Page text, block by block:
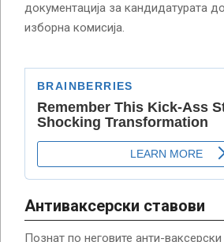
документација за кандидатурата
изборна комисија.
Антиваксерски ставови
Познат по неговите анти-ваксерски